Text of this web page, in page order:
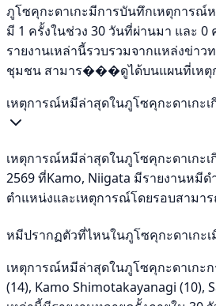
ภูโซคุกะดาเกะมีการบันทึกเหตุการณ์
มี 1 ครั้งในช่วง 30 วันที่ผ่านมา และ 0
รายงานเหล่านี้รวบรวมจากแหล่งข่าว
ชุมชน สามาร���ดูได้บนแผนที่เห
เหตุการณ์หมีล่าสุดในภูโซคุกะดาเกะ
เหตุการณ์หมีล่าสุดในภูโซคุกะดาเกะ
2569 ที่Kamo, Niigata มีรายงานหมีด
ตำแหน่งและเหตุการณ์โดยรอบสามา
หมีปรากฏตัวที่ไหนในภูโซคุกะดาเกะเ
เหตุการณ์หมีล่าสุดในภูโซคุกะดาเกะ
(14), Kamo Shimotakayanagi (10),